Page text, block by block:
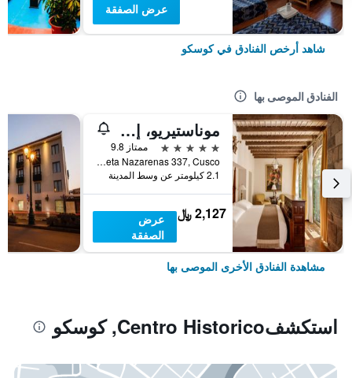
عرض الصفقة
شاهد أرخص الفنادق في كوسكو
الفنادق الموصى بها
موناستيريو، إيه بلموند هوتل، كوسكو
5 نجوم
ممتاز 9.8
Calle Plazoleta Nazarenas 337, Cusco, كوسكو, بيرو
2.1 كيلومتر عن وسط المدينة
2,127 ﷼
عرض
الصفقة
مشاهدة الفنادق الأخرى الموصى بها
استكشفCentro Historico, كوسكو